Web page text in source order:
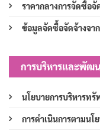
ราคากลางการจัดซื้อจั
ข้อมูลจัดซื้อจัดจ้างจา
การบริหารและพัฒ
นโยบายการบริหารท
การดำเนินการตามน